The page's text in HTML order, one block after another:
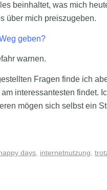
beinhaltet, was mich
über mich preiszugeben.
geben?
warnen.
Fragen finde ich
interessantesten findet.
mögen sich selbst ein
days, internetnutzung,